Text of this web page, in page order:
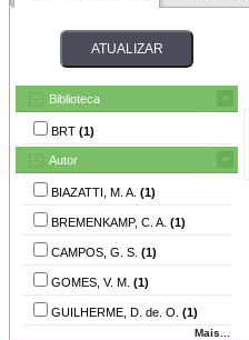
Biblioteca
BRT (1)
Autor
BIAZATTI, M. A. (1)
BREMENKAMP, C. A. (1)
CAMPOS, G. S. (1)
GOMES, V. M. (1)
GUILHERME, D. de. O. (1)
Mais...